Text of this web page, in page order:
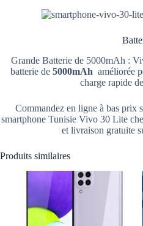
Grande Batterie de 5000mAh :
batterie de 5000mAh améliorée
charge rapide de
Commandez en ligne à bas prix
smartphone Tunisie Vivo 30 Lite
et livraison gratuite
Produits similaires